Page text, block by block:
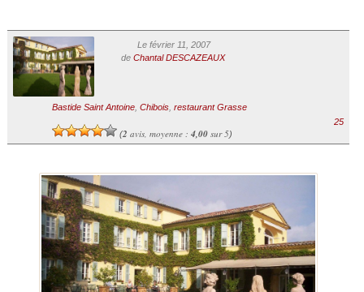
Le février 11, 2007
de Chantal DESCAZEAUX
Bastide Saint Antoine, Chibois, restaurant Grasse
(2 avis, moyenne : 4,00sur 5)
25